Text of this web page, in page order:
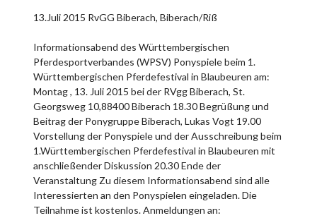
13.Juli 2015 RvGG Biberach, Biberach/Riß
Informationsabend des Württembergischen
Pferdesportverbandes (WPSV) Ponyspiele beim 1.
Württembergischen Pferdefestival in Blaubeuren am:
Montag , 13. Juli 2015 bei der RVgg Biberach, St.
Georgsweg 10,88400 Biberach 18.30 Begrüßung und
Beitrag der Ponygruppe Biberach, Lukas Vogt 19.00
Vorstellung der Ponyspiele und der Ausschreibung beim
1.Württembergischen Pferdefestival in Blaubeuren mit
anschließender Diskussion 20.30 Ende der
Veranstaltung Zu diesem Informationsabend sind alle
Interessierten an den Ponyspielen eingeladen. Die
Teilnahme ist kostenlos. Anmeldungen an: